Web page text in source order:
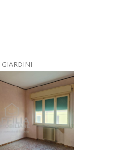
- CENTRO STORICO